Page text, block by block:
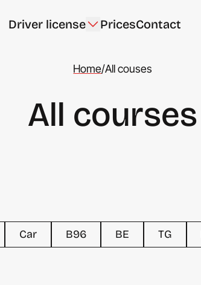
Driver license PricesContact
Home/All couses
All courses
Car B96 BE TG